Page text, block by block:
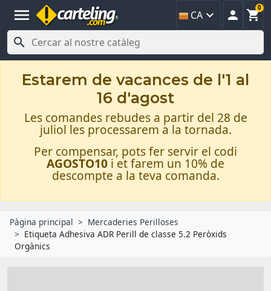
menu CA   
0

Estarem de vacances de l'1 al
16 d'agost
Les comandes rebudes a partir del 28 de
juliol les processarem a la tornada.
Per compensar, pots fer servir el codi
AGOSTO10 i et farem un 10% de
descompte a la teva comanda.
Pàgina principal
Mercaderies Perilloses
Etiqueta Adhesiva ADR Perill de classe 5.2 Peròxids
Orgànics